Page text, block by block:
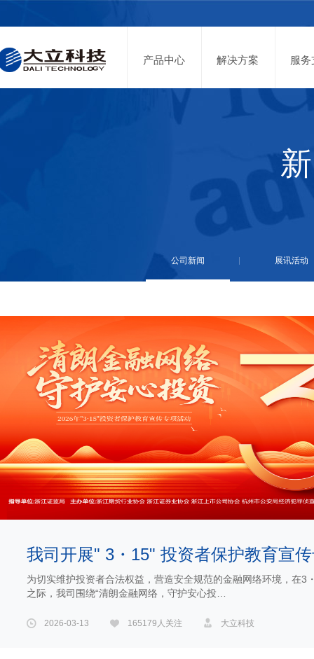
产品中心 解决方案 服
公司新闻 展讯活动
我司开展" 3・15" 投资者保护教育宣
为切实维护投资者合法权益，营造安全规范的金融网络环境，在3
之际，我司围绕“清朗金融网络，守护安心投…
2026-03-13 165179人关注 大立科技